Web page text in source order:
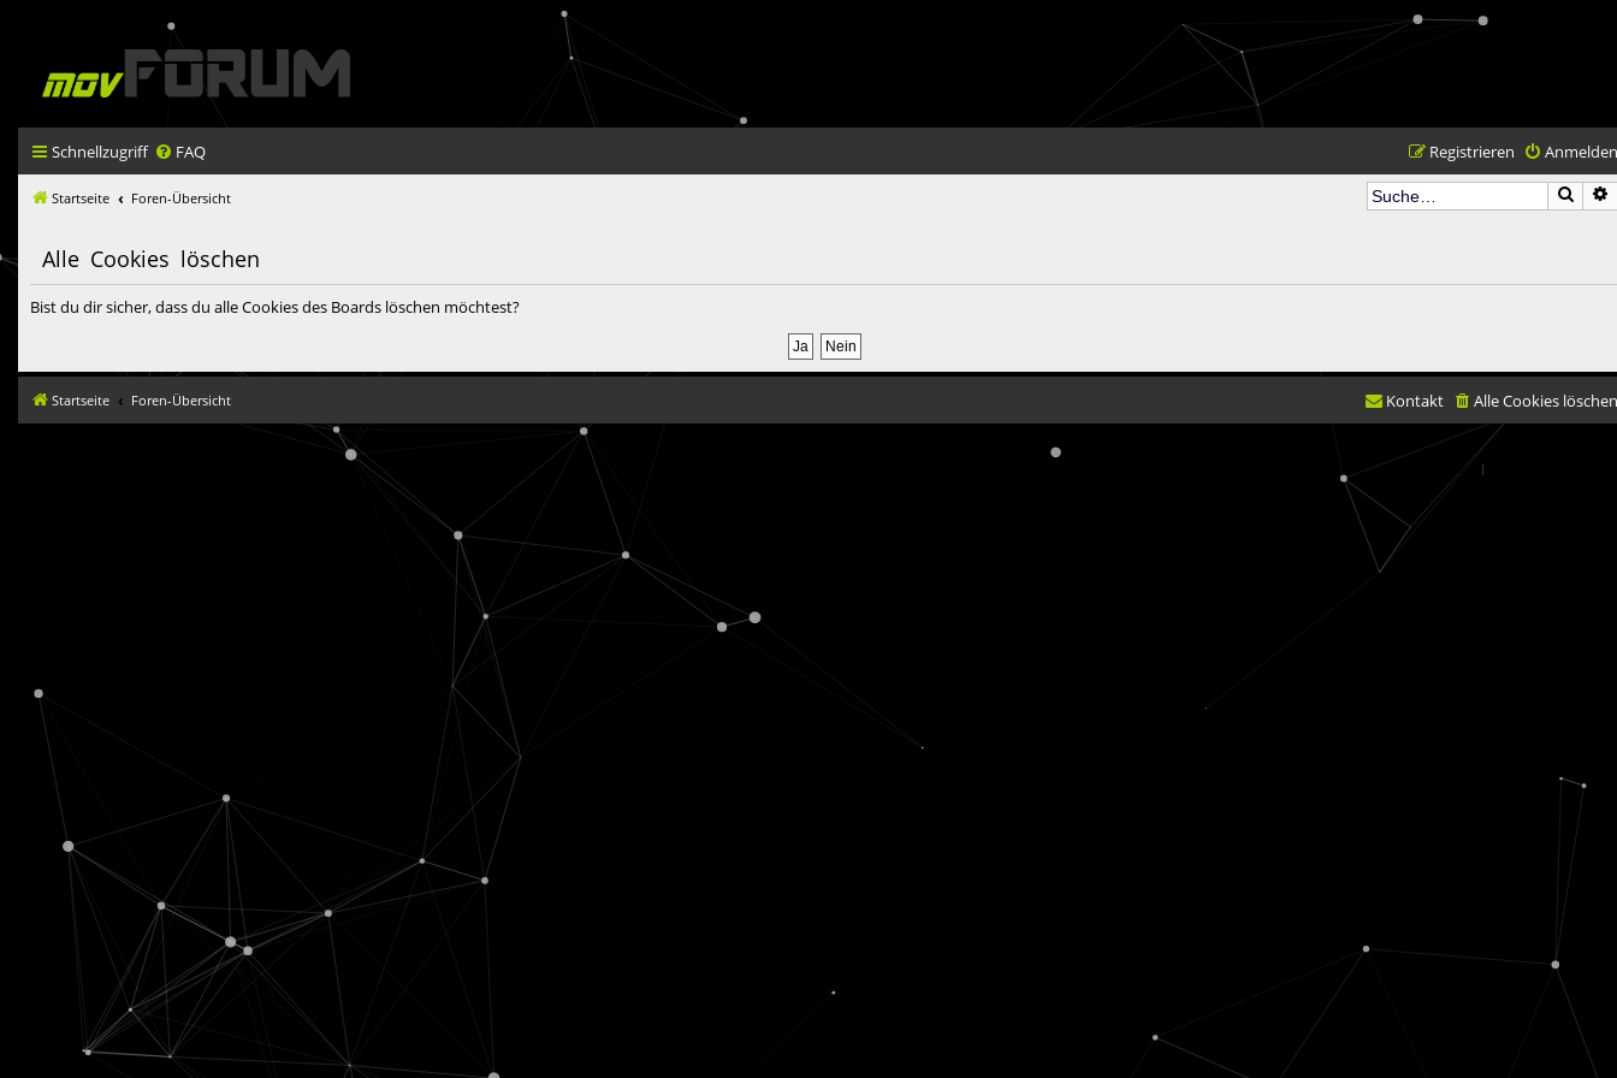
Schnellzugriff FAQ Anmelden
Registrieren
Startseite Foren-Übersicht
Alle Cookies löschen
Bist du dir sicher, dass du alle Cookies des Boards löschen möchtest?
Startseite Foren-Übersicht Alle Cookies löschen
Kontakt
Datenschutz
|